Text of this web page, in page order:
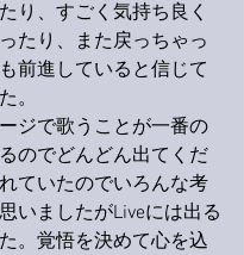
り、すごく気持ち良く
たり、また戻っちゃっ
前進していると信じて
。
ジで歌うことが一番の
のでどんどん出てくだ
ていたのでいろんな考
いましたがLiveには出る
。覚悟を決めて心を込